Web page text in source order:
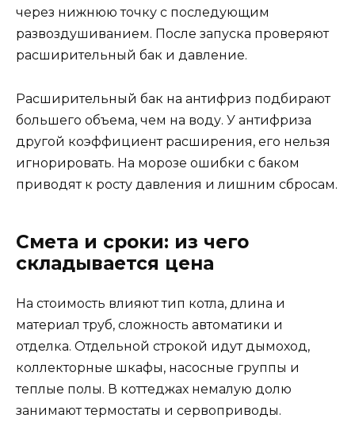
через нижнюю точку с последующим
развоздушиванием. После запуска проверяют
расширительный бак и давление.
Расширительный бак на антифриз подбирают
большего объема, чем на воду. У антифриза
другой коэффициент расширения, его нельзя
игнорировать. На морозе ошибки с баком
приводят к росту давления и лишним сбросам.
Смета и сроки: из чего
складывается цена
На стоимость влияют тип котла, длина и
материал труб, сложность автоматики и
отделка. Отдельной строкой идут дымоход,
коллекторные шкафы, насосные группы и
теплые полы. В коттеджах немалую долю
занимают термостаты и сервоприводы.